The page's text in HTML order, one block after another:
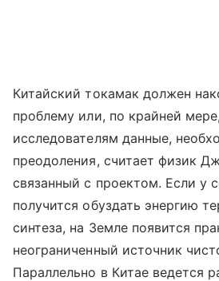
Китайский токамак должен
проблему или, по крайней
исследователям данные,
преодоления, считает физик
связанный с проектом. Если у
получится обуздать энергию
синтеза, на Земле появится
неограниченный источник
Параллельно в Китае ведется